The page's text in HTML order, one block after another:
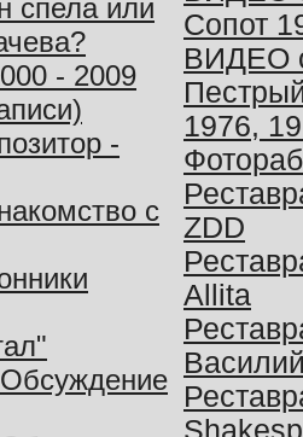
спела или
- 2009
-
с
Сопот
ВИДЕО
1976,
ZDD
Allita